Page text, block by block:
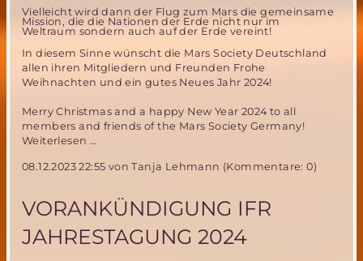
Vielleicht wird dann der Flug zum Mars die gemeinsame
Mission, die die Nationen der Erde nicht nur im
Weltraum sondern auch auf der Erde vereint!
In diesem Sinne wünscht die Mars Society Deutschland
allen ihren Mitgliedern und Freunden Frohe
Weihnachten und ein gutes Neues Jahr 2024!
Merry Christmas and a happy New Year 2024 to all
members and friends of the Mars Society Germany!
Weiterlesen …
2023
08.12.2023 22:55 von Tanja Lehmann (Kommentare: 0)
VORANKÜNDIGUNG IFR
JAHRESTAGUNG 2024